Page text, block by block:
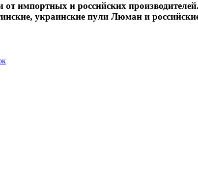
импортных и российских
украинские пули Люман и